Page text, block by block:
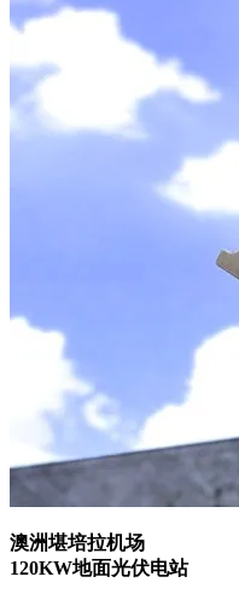
澳洲堪培拉机场
120KW地面光伏电站